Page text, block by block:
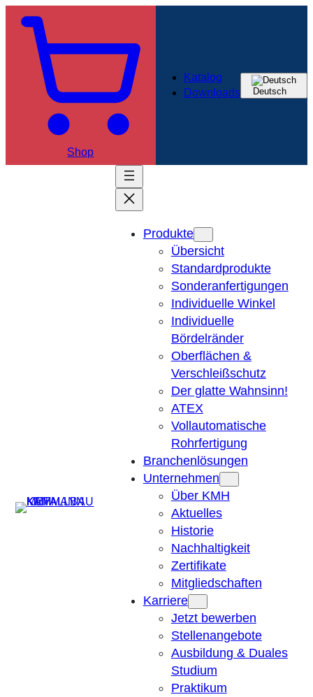
Inhalt
springen
Shop
Katalog
Downloads
Deutsch
Produkte
Übersicht
Standardprodukte
Sonderanfertigungen
Individuelle Winkel
Individuelle
Bördelränder
Oberflächen &
Verschleißschutz
Der glatte Wahnsinn!
ATEX
Vollautomatische
Rohrfertigung
Branchenlösungen
Unternehmen
Über KMH
Aktuelles
Historie
Nachhaltigkeit
Zertifikate
Mitgliedschaften
Karriere
Jetzt bewerben
Stellenangebote
Ausbildung & Duales
Studium
Praktikum